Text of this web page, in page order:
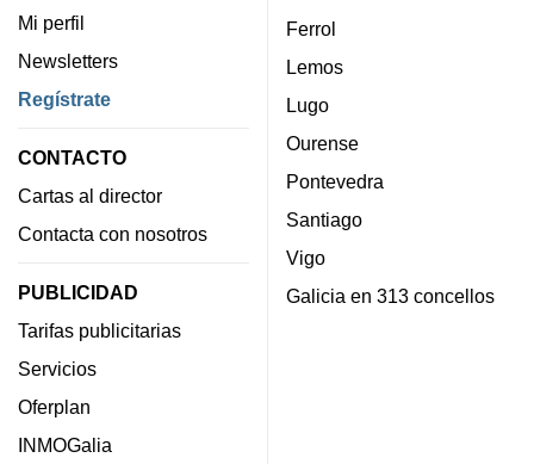
Mi perfil
Newsletters
Regístrate
CONTACTO
Cartas al director
Contacta con nosotros
PUBLICIDAD
Tarifas publicitarias
Servicios
Oferplan
INMOGalia
Ferrol
Lemos
Lugo
Ourense
Pontevedra
Santiago
Vigo
Galicia en 313 concellos